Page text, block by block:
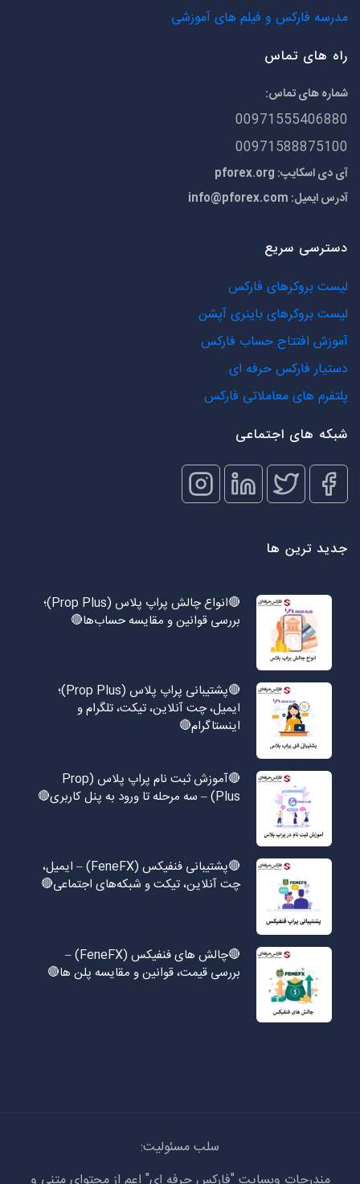
مدرسه فارکس و فیلم های آموزشی
راه های تماس
شماره های تماس:
00971555406880
00971588875100
آی دی اسکایپ: pforex.org
آدرس ایمیل: info@pforex.com
دسترسی سریع
لیست بروکرهای فارکس
لیست بروکرهای باینری آپشن
آموزش افتتاح حساب فارکس
دستیار فارکس حرفه ای
پلتفرم های معاملاتی فارکس
شبکه های اجتماعی
جدید ترین ها
🔴انواع چالش پراپ پلاس (Prop Plus)؛
بررسی قوانین و مقایسه حساب‌ها🔴
🔴پشتیبانی پراپ پلاس (Prop Plus)؛
ایمیل، چت آنلاین، تیکت، تلگرام و
اینستاگرام🔴
🔴آموزش ثبت نام پراپ پلاس (Prop
Plus) – سه مرحله تا ورود به پنل کاربری🔴
🔴پشتیبانی فنفیکس (FeneFX) – ایمیل،
چت آنلاین، تیکت و شبکه‌های اجتماعی🔴
🔴چالش های فنفیکس (FeneFX) –
بررسی قیمت، قوانین و مقایسه پلن ها🔴
سلب مسئولیت: